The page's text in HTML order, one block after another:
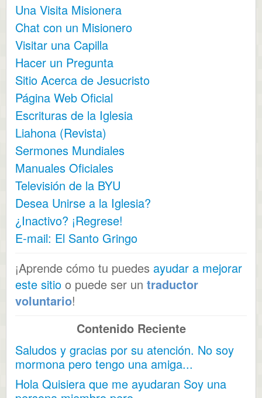
Una Visita Misionera
Chat con un Misionero
Visitar una Capilla
Hacer un Pregunta
Sitio Acerca de Jesucristo
Página Web Oficial
Escrituras de la Iglesia
Liahona (Revista)
Sermones Mundiales
Manuales Oficiales
Televisión de la BYU
Desea Unirse a la Iglesia?
¿Inactivo? ¡Regrese!
E-mail: El Santo Gringo
¡Aprende cómo tu puedes ayudar a mejorar
este sitio o puede ser un traductor
voluntario!
Contenido Reciente
Saludos y gracias por su atención. No soy
mormona pero tengo una amiga...
Hola Quisiera que me ayudaran Soy una